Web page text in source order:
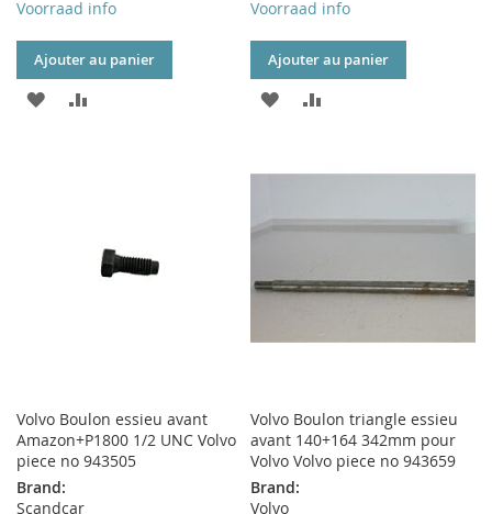
Voorraad info
Ajouter au panier
AJOUTER
D’ENVIE
Voorraad info
Ajouter au panier
AJOUTER
MA
COMPARATEUR
Volvo Boulon essieu avant
Amazon+P1800 1/2 UNC Volvo
piece no 943505
Brand:
Scandcar
Volvo Boulon triangle essieu
avant 140+164 342mm pour
Volvo Volvo piece no 943659
Brand:
Volvo